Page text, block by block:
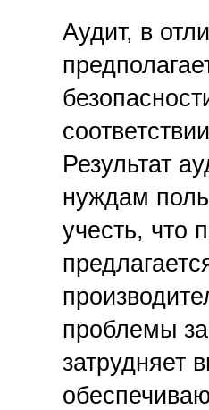
Аудит, в
Результат
нуждам
учесть, что
проблемы
затрудняет